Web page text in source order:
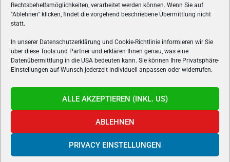
Rechtsbehelfsmöglichkeiten, verarbeitet werden können. Wenn Sie auf
"Ablehnen" klicken, findet die vorgehend beschriebene Übermittlung nicht
statt.
In unserer Datenschutzerklärung und Cookie-Richtlinie informieren wir Sie
über diese Tools und Partner und erklären Ihnen genau, was eine
Datenübermittlung in die USA bedeuten kann. Sie können Ihre Privatsphäre-
Einstellungen auf Wunsch jederzeit individuell anpassen oder widerrufen.
ALLE AKZEPTIEREN (INKL. US)
ABLEHNEN
PRIVACY EINSTELLUNGEN
Hardware und aus der Welt des e-Sport's.
FOLGE UNS